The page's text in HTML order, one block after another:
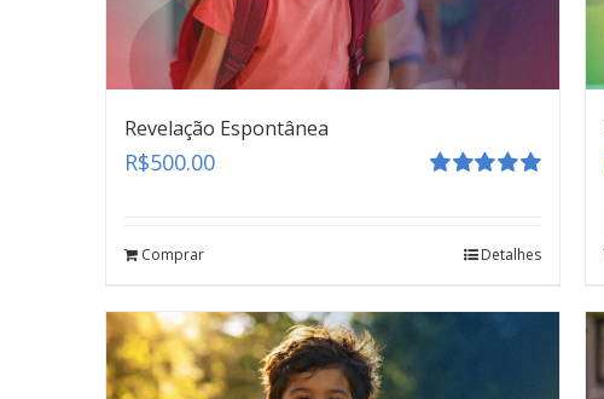
Revelação Espontânea
R$500.00
Comprar Detalhes